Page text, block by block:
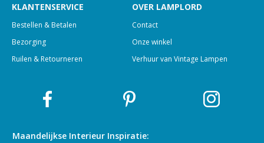
KLANTENSERVICE
Bestellen & Betalen
Bezorging
Ruilen & Retourneren
OVER LAMPLORD
Contact
Onze winkel
Verhuur van Vintage Lampen
Maandelijkse Interieur Inspiratie: